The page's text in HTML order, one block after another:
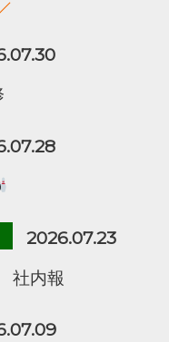
2026.07.23
社内報